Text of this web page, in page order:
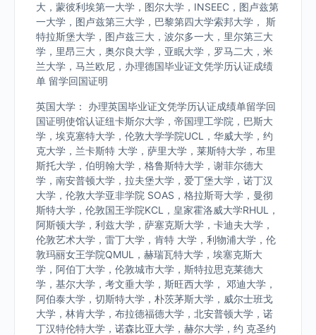
大，蒙彼利埃第一大学，图尔大学，INSEEC，图卢兹第
一大学，图卢兹第三大学，巴黎第四大学索邦大学， 斯
特拉斯堡大学，图卢兹三大，波尔多一大，里尔第三大
学，里昂三大，奥尔良大学，亚眠大学，罗马二大，米
兰大学，马兰欧尼，办理德国毕业证文凭学历认证成绩
单 留学回国证明
英国大学： 办理英国毕业证文凭学历认证成绩单留学回
国证明使馆认证纽卡斯尔大学，帝国理工学院，巴斯大
学，埃克塞特大学，伦敦大学学院UCL，华威大学，约
克大学，兰卡斯特 大学，萨里大学，莱斯特大学，布里
斯托大学，伯明翰大学，格鲁斯特大学，谢菲尔德大
学，南安普顿大学，拉夫堡大学，爱丁堡大学，诺丁汉
大学，伦敦大学亚非学院 SOAS，格拉斯哥大学，曼彻
斯特大学，伦敦国王学院KCL，皇家霍洛威大学RHUL，
阿斯顿大学，利兹大学，萨塞克斯大学，卡迪夫大学，
伦敦艺术大学，雷丁大学，肯特 大学，利物浦大学，伦
敦玛丽女王学院QMUL，赫瑞瓦特大学，埃塞克斯大
学，阿伯丁大学，伦敦城市大学，斯特拉思克莱德大
学，基尔大学，考文垂大学，斯旺西大学， 邓迪大学，
阿伯泰大学，切斯特大学，朴茨茅斯大学，威尔士班戈
大学，林肯大学，布拉德福德大学，北安普顿大学，诺
丁汉特伦特大学，诺森比亚大学，赫尔大学，约 克圣约